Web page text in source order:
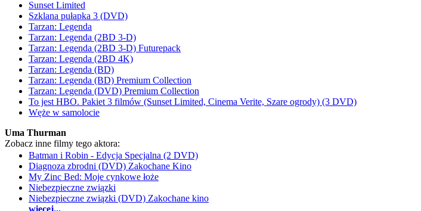
Sunset Limited
Szklana pułapka 3 (DVD)
Tarzan: Legenda
Tarzan: Legenda (2BD 3-D)
Tarzan: Legenda (2BD 3-D) Futurepack
Tarzan: Legenda (2BD 4K)
Tarzan: Legenda (BD)
Tarzan: Legenda (BD) Premium Collection
Tarzan: Legenda (DVD) Premium Collection
To jest HBO. Pakiet 3 filmów (Sunset Limited, Cinema Verite, Szare ogrody) (3 DVD)
Węże w samolocie
Uma Thurman
Zobacz inne filmy tego aktora:
Batman i Robin - Edycja Specjalna (2 DVD)
Diagnoza zbrodni (DVD) Zakochane Kino
My Zinc Bed: Moje cynkowe łoże
Niebezpieczne związki
Niebezpieczne związki (DVD) Zakochane kino
więcej...